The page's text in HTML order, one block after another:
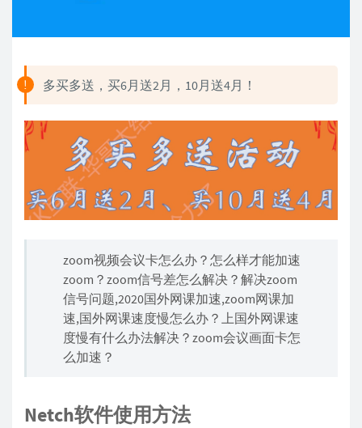
多买多送，买6月送2月，10月送4月！
zoom视频会议卡怎么办？怎么样才能加速
zoom？zoom信号差怎么解决？解决zoom
信号问题,2020国外网课加速,zoom网课加
速,国外网课速度慢怎么办？上国外网课速
度慢有什么办法解决？zoom会议画面卡怎
么加速？
Netch软件使用方法